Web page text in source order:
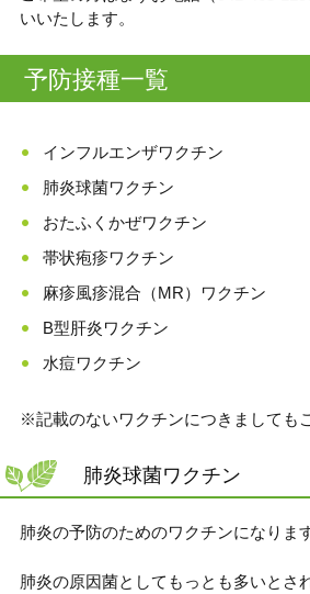
いいたします。
予防接種一覧
インフルエンザワクチン
肺炎球菌ワクチン
おたふくかぜワクチン
帯状疱疹ワクチン
麻疹風疹混合（MR）ワクチン
B型肝炎ワクチン
水痘ワクチン
※記載のないワクチンにつきましても
肺炎球菌ワクチン
肺炎の予防のためのワクチンになります
肺炎の原因菌としてもっとも多いとさ